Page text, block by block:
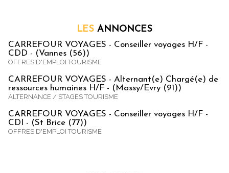
LES ANNONCES
CARREFOUR VOYAGES - Conseiller voyages H/F -
CDD - (Vannes (56))
OFFRES D'EMPLOI TOURISME
CARREFOUR VOYAGES - Alternant(e) Chargé(e) de
ressources humaines H/F - (Massy/Evry (91))
ALTERNANCE / STAGES TOURISME
CARREFOUR VOYAGES - Conseiller voyages H/F -
CDI - (St Brice (77))
OFFRES D'EMPLOI TOURISME